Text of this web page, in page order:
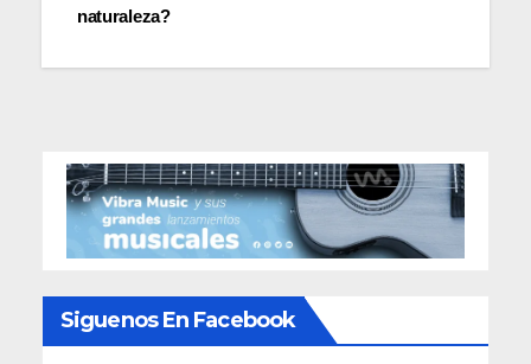
entradas
naturaleza?
Siguenos En Facebook